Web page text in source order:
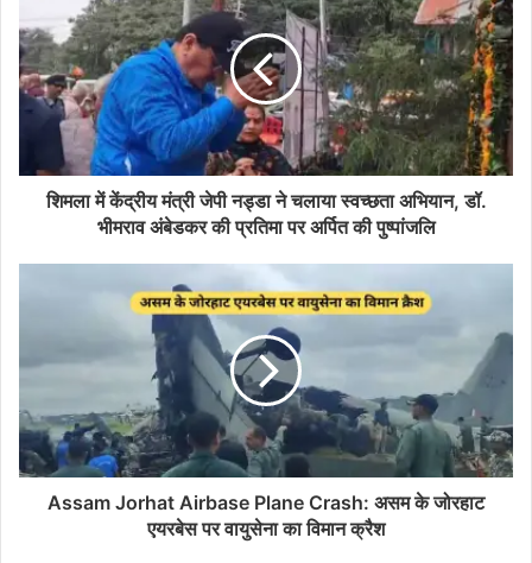
शिमला में केंद्रीय मंत्री जेपी नड्डा ने चलाया स्वच्छता अभियान, डॉ.
भीमराव अंबेडकर की प्रतिमा पर अर्पित की पुष्पांजलि
Assam Jorhat Airbase Plane Crash: असम के जोरहाट
एयरबेस पर वायुसेना का विमान क्रैश